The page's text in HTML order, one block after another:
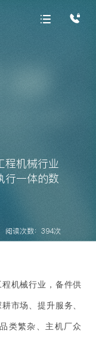
程机械行业
行一体的数
阅读次数：394次
机械行业，备件供
市场、提升服务、
类繁杂、主机厂众